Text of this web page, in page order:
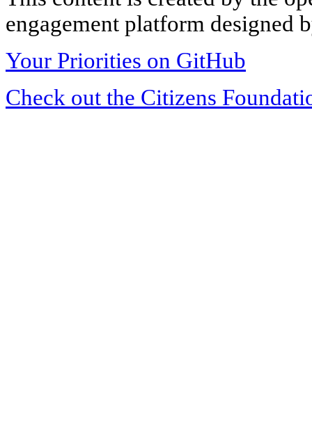
engagement platform designed
Your Priorities on GitHub
Check out the Citizens